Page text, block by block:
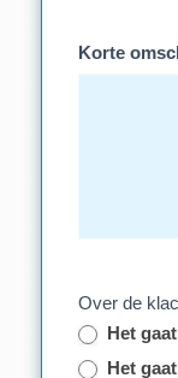
Korte
Over de
Het
Het